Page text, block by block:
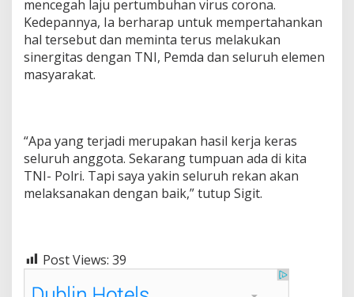
mencegah laju pertumbuhan virus corona.
Kedepannya, Ia berharap untuk mempertahankan
hal tersebut dan meminta terus melakukan
sinergitas dengan TNI, Pemda dan seluruh elemen
masyarakat.
“Apa yang terjadi merupakan hasil kerja keras
seluruh anggota. Sekarang tumpuan ada di kita
TNI- Polri. Tapi saya yakin seluruh rekan akan
melaksanakan dengan baik,” tutup Sigit.
Post Views: 39